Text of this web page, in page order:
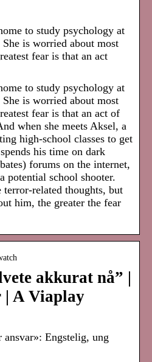
to study psychology at
is worried about most
fear is that an act
to study psychology at
is worried about most
fear is that an act of
when she meets Aksel, a
high-school classes to get
his time on dark
forums on the internet,
potential school shooter.
terror-related thoughts, but
him, the greater the fear
akkurat nå” |
| A Viaplay
ansvar»: Engstelig, ung